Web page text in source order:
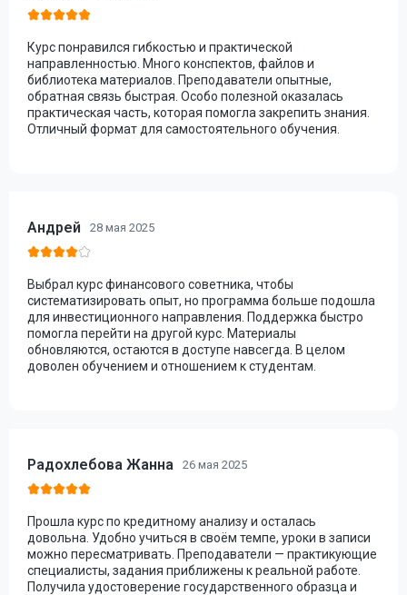
Курс понравился гибкостью и практической
направленностью. Много конспектов, файлов и
библиотека материалов. Преподаватели опытные,
обратная связь быстрая. Особо полезной оказалась
практическая часть, которая помогла закрепить знания.
Отличный формат для самостоятельного обучения.
Андрей 28 мая 2025
Выбрал курс финансового советника, чтобы
систематизировать опыт, но программа больше подошла
для инвестиционного направления. Поддержка быстро
помогла перейти на другой курс. Материалы
обновляются, остаются в доступе навсегда. В целом
доволен обучением и отношением к студентам.
Радохлебова Жанна 26 мая 2025
Прошла курс по кредитному анализу и осталась
довольна. Удобно учиться в своём темпе, уроки в записи
можно пересматривать. Преподаватели — практикующие
специалисты, задания приближены к реальной работе.
Получила удостоверение государственного образца и